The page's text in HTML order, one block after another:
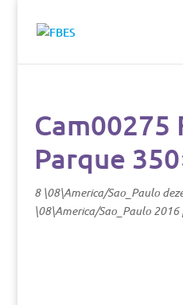
Cam00275
Parque
8 \08\America/Sao_Paulo
\08\America/Sao_Paulo 2016